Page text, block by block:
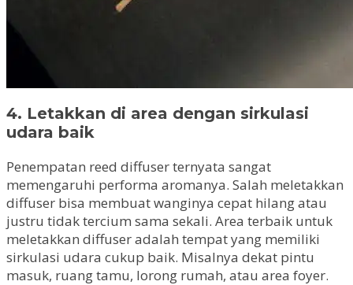
4. Letakkan di area dengan sirkulasi
udara baik
Penempatan reed diffuser ternyata sangat
memengaruhi performa aromanya. Salah meletakkan
diffuser bisa membuat wanginya cepat hilang atau
justru tidak tercium sama sekali. Area terbaik untuk
meletakkan diffuser adalah tempat yang memiliki
sirkulasi udara cukup baik. Misalnya dekat pintu
masuk, ruang tamu, lorong rumah, atau area foyer.